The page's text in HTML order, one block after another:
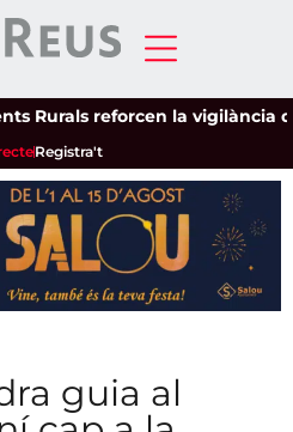
reforcen la vigilància
Registra't
guia al